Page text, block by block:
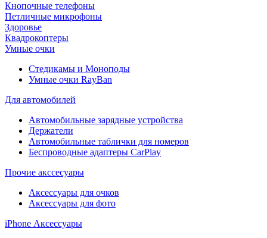
Кнопочные телефоны
Петличные микрофоны
Здоровье
Квадрокоптеры
Умные очки
Стедикамы и Моноподы
Умные очки RayBan
Для автомобилей
Автомобильные зарядные устройства
Держатели
Автомобильные таблички для номеров
Беспроводные адаптеры CarPlay
Прочие акссесуары
Аксессуары для очков
Аксессуары для фото
iPhone Аксессуары